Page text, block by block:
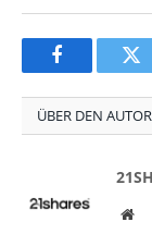
Facebook
ÜBER DEN AUTOR